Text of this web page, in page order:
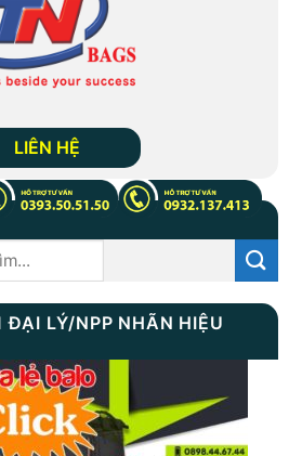
LIÊN HỆ
ĐẠI LÝ/NPP NHÃN HIỆU